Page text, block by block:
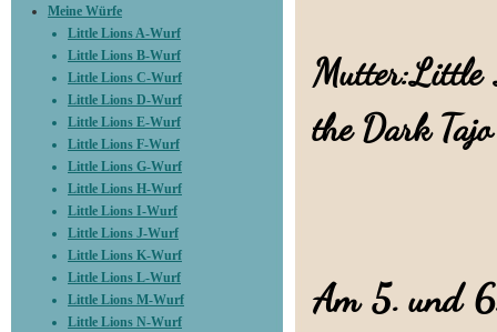
Meine Würfe
Little Lions A-Wurf
Little Lions B-Wurf
Little Lions C-Wurf
Little Lions D-Wurf
Little Lions E-Wurf
Little Lions F-Wurf
Little Lions G-Wurf
Little Lions H-Wurf
Little Lions I-Wurf
Little Lions J-Wurf
Little Lions K-Wurf
Little Lions L-Wurf
Little Lions M-Wurf
Little Lions N-Wurf
Mutter:Little
the Dark
Am 5. und